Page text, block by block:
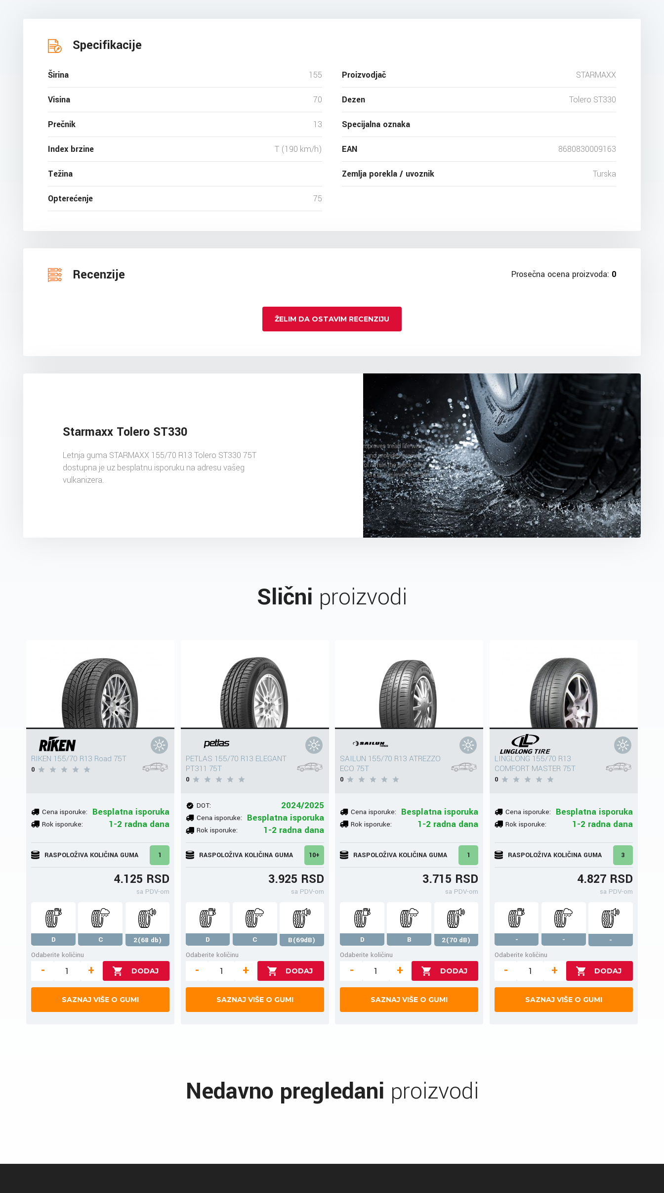
Specifikacije
Širina 155
Visina 70
Prečnik 13
Index brzine T (190 km/h)
Težina
Opterećenje 75
Proizvodjač STARMAXX
Dezen Tolero ST330
Specijalna oznaka
EAN 8680830009163
Zemlja porekla / uvoznik Turska
Recenzije Prosečna ocena proizvoda: 0
ŽELIM DA OSTAVIM RECENZIJU
Starmaxx Tolero ST330
Letnja guma STARMAXX 155/70 R13 Tolero ST330 75T
dostupna je uz besplatnu isporuku na adresu vašeg
vulkanizera.
Slični proizvodi
RIKEN 155/70 R13 Road 75T
0
Cena isporuke: Besplatna isporuka
Rok isporuke: 1-2 radna dana
RASPOLOŽIVA KOLIČINA GUMA 1
4.125 RSD
sa PDV-om
D C
2(68 db)
Odaberite količinu
- +
SAZNAJ VIŠE O GUMI
PETLAS 155/70 R13 ELEGANT
PT311 75T
0
DOT: 2024/2025
Cena isporuke: Besplatna isporuka
Rok isporuke: 1-2 radna dana
RASPOLOŽIVA KOLIČINA GUMA 10+
3.925 RSD
sa PDV-om
D C
B(69dB)
Odaberite količinu
- +
SAZNAJ VIŠE O GUMI
SAILUN 155/70 R13 ATREZZO
ECO 75T
0
Cena isporuke: Besplatna isporuka
Rok isporuke: 1-2 radna dana
RASPOLOŽIVA KOLIČINA GUMA 1
3.715 RSD
sa PDV-om
D B
2(70 dB)
Odaberite količinu
- +
SAZNAJ VIŠE O GUMI
LINGLONG 155/70 R13
COMFORT MASTER 75T
0
Cena isporuke: Besplatna isporuka
Rok isporuke: 1-2 radna dana
RASPOLOŽIVA KOLIČINA GUMA 3
4.827 RSD
sa PDV-om
- -
-
Odaberite količinu
- +
SAZNAJ VIŠE O GUMI
Nedavno pregledani proizvodi